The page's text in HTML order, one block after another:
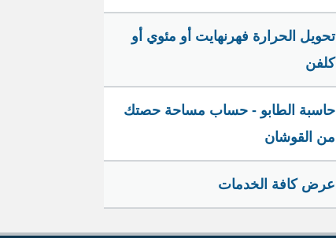
تحويل الحرارة فهرنهايت أو مئوي أو
كلفن
حاسبة الطابو - حساب مساحة حصتك
من القوشان
عرض كافة الخدمات